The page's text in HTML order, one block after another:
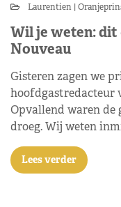
Laurentien
Wil je weten:
Nouveau
Gisteren zagen we
hoofdgastredacteur
Opvallend waren de
droeg. Wij weten
Lees verder